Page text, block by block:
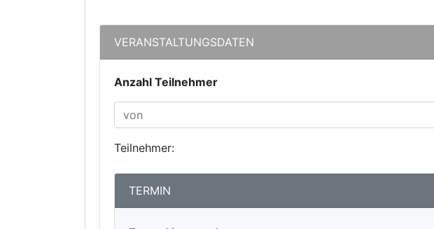
VERANSTALTUNGSDATEN
Anzahl Teilnehmer
Teilnehmer:
TERMIN